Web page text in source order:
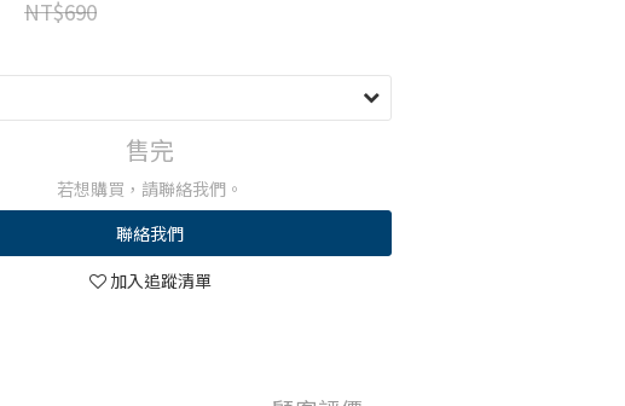
NT$690
售完
若想購買，請聯絡我們。
聯絡我們
加入追蹤清單